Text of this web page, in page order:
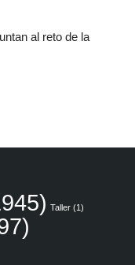
al reto de la
Taller (1)